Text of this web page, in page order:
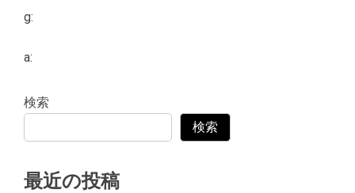
g:
a:
検索
検索
最近の投稿